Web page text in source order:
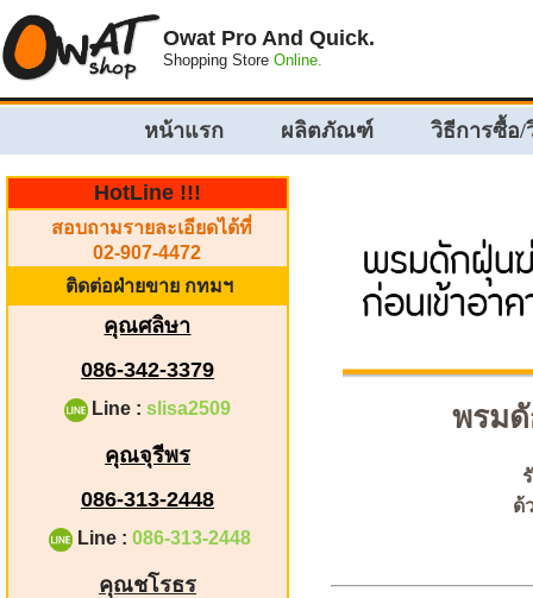
Owat Pro And Quick.
Shopping Store Online.
หน้าแรก ผลิตภัณฑ์ วิธีการซื้อ/
HotLine !!!
สอบถามรายละเอียดได้ที่
02-907-4472
ติดต่อฝ่ายขาย กทมฯ
คุณศลิษา
086-342-3379
Line :slisa2509
คุณจุรีพร
086-313-2448
Line : 086-313-2448
คุณชโรธร
พรม
ด้